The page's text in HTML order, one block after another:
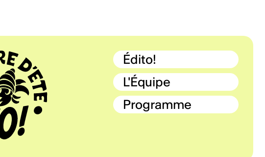
Édito!
L'Équipe
Programme